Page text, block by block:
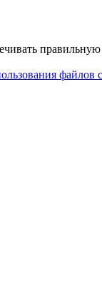
правильную
файлов